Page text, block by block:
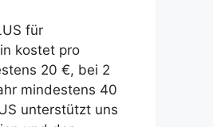
für
kostet pro
20 €, bei 2
mindestens 40
unterstützt uns